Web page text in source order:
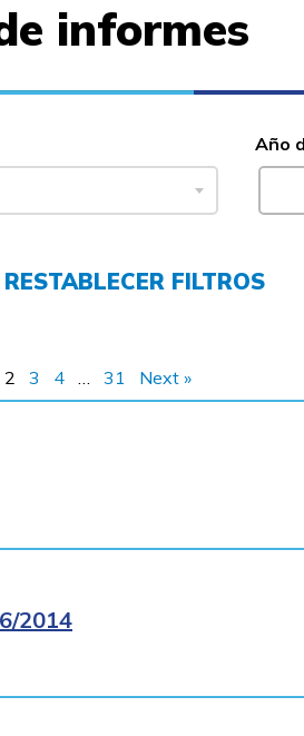
informes
Año
RESTABLECER FILTROS
2 3 4 … 31 Next »
2014